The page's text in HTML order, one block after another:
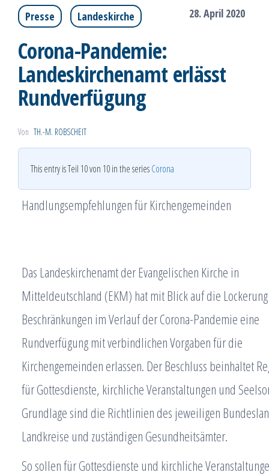
Presse Landeskirche 28. April 2020
Corona-Pandemie:
Landeskirchenamt erlässt
Rundverfügung
Von TH.-M. ROBSCHEIT
This entry is Teil 10 von 10 in the seriesCorona
Handlungsempfehlungen für Kirchengemeinden
Das Landeskirchenamt der Evangelischen Kirche in
Mitteldeutschland (EKM) hat mit Blick auf die
Beschränkungen im Verlauf der Corona-Pandemie eine
Rundverfügung mit verbindlichen Vorgaben für die
Kirchengemeinden erlassen. Der Beschluss beinhaltet
für Gottesdienste, kirchliche Veranstaltungen und
Grundlage sind die Richtlinien des jeweiligen
Landkreise und zuständigen Gesundheitsämter.
So sollen für Gottesdienste und kirchliche